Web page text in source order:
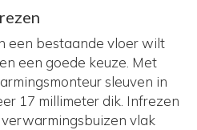
een bestaande vloer wilt
een goede keuze. Met
sleuven in
17 millimeter dik. Infrezen
vlak